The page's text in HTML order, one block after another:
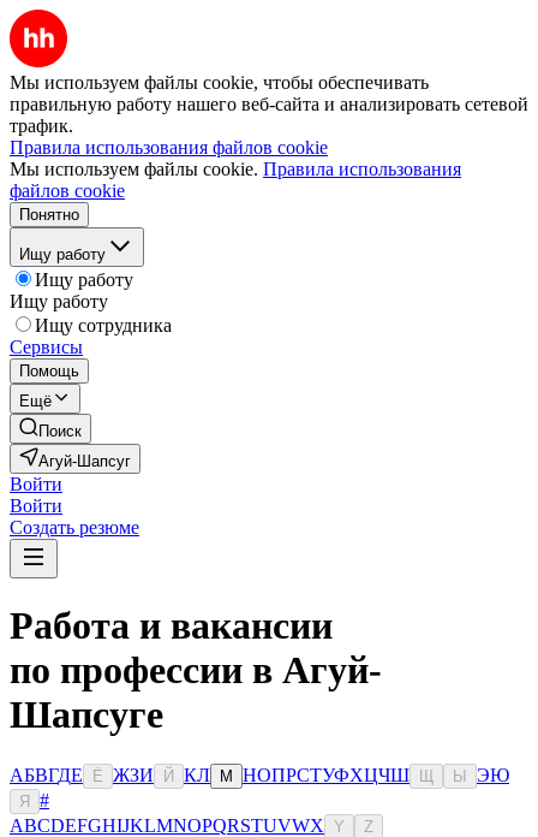
Мы используем файлы cookie, чтобы обеспечивать
правильную работу нашего веб-сайта и анализировать сетевой
трафик.
Правила использования файлов cookie
Мы используем файлы cookie. Правила использования
файлов cookie
Понятно
Ищу работу
Ищу работу
Ищу работу
Ищу сотрудника
Сервисы
Помощь
Ещё
Поиск
Агуй-Шапсуг
Войти
Войти
Создать резюме
Работа и вакансии
по профессии в Агуй-
Шапсуге
АБВГДЕ Ё ЖЗИ Й КЛ М НОПРСТУФХЦЧШ Ы ЭЮ
Я
#
ABCDEFGHIJKLMNOPQRSTUVWX Y Z